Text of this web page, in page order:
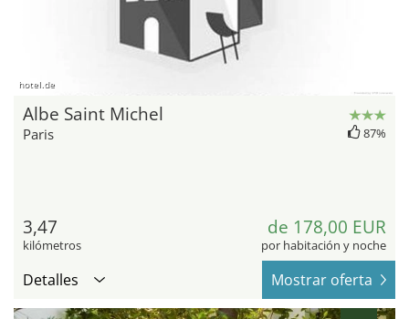
hotel.de
Albe Saint Michel
Paris 87%
3,47
kilómetros
de 178,00 EUR
por habitación y noche
Detalles Mostrar oferta